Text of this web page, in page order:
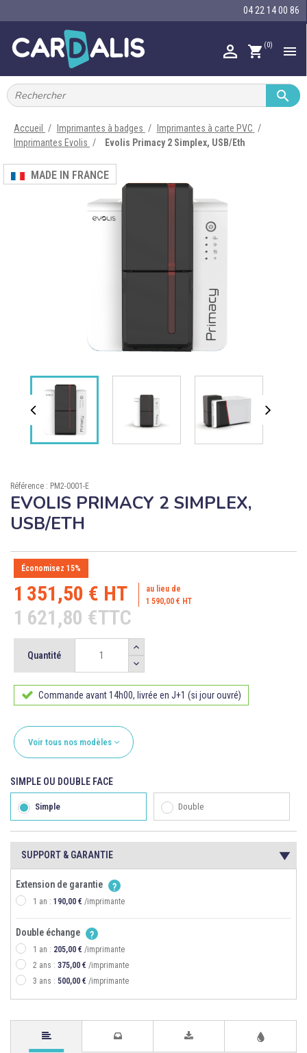
04 22 14 00 86
 shopping_cart (0) 
IMPRIMANTES À BADGES 
CARTE ET BADGE
PORTE-BADGE
PRODUITS PERSONNALISÉS
DÉSTOCKAGE
Compte client
Blog
Contact

Accueil Imprimantes à badges
Imprimantes à carte PVC
Imprimantes Evolis
Evolis Primacy 2 Simplex, USB/Eth
MADE IN FRANCE
Référence : PM2-0001-E
EVOLIS PRIMACY 2 SIMPLEX,
USB/ETH
Économisez 15%
1 351,50 € HT
1 621,80 €TTC
au lieu de
1 590,00 € HT
Quantité
Commande avant 14h00, livrée en J+1 (si jour ouvré)
Voir tous nos modèles
SIMPLE OU DOUBLE FACE
Simple Double
SUPPORT & GARANTIE
Extension de garantie ?
1 an : 190,00 € /imprimante
Double échange ?
1 an : 205,00 € /imprimante
2 ans : 375,00 € /imprimante
3 ans : 500,00 € /imprimante